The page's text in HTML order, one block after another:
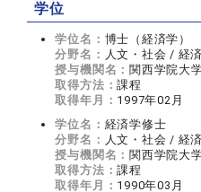
学位
学位名： 博士（経済学）
分野名： 人文・社会 / 経
授与機関名： 関西学院大
取得方法：課程
取得年月： 1997年02月
学位名： 経済学修士
分野名： 人文・社会 / 経
授与機関名： 関西学院大
取得方法：課程
取得年月： 1990年03月